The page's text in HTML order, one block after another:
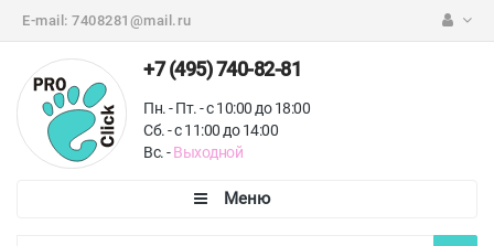
E-mail: 7408281@mail.ru
+7 (495) 740-82-81
Пн. - Пт. - с 10:00 до 18:00
Сб. - с 11:00 до 14:00
Вс. -Выходной